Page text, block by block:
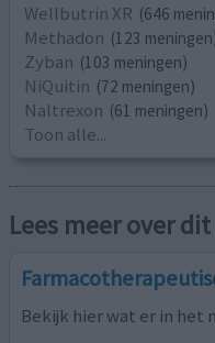
Wellbutrin XR (646
Methadon (123
Zyban (103 meningen)
NiQuitin (72 meningen)
Naltrexon (61 meningen)
Toon alle...
Lees meer over
Bekijk hier wat er in het